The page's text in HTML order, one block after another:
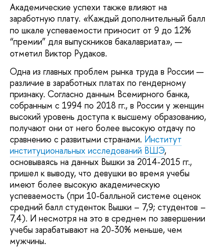
Академические успехи также влияют на
заработную плату. «Каждый дополнительный балл
по шкале успеваемости приносит от 9 до 12%
“премии” для выпускников бакалавриата», —
отметил Виктор Рудаков.
Одна из главных проблем рынка труда в России —
различие в заработных платах по гендерному
признаку. Согласно данным Всемирного банка,
собранным с 1994 по 2018 гг., в России у женщин
высокий уровень доступа к высшему образованию,
получают они от него более высокую отдачу по
сравнению с развитыми странами. Институт
институциональных исследований ВШЭ,
основываясь на данных Вышки за 2014-2015 гг.,
пришел к выводу, что девушки во время учебы
имеют более высокую академическую
успеваемость (при 10-балльной системе оценок
средний балл студенток Вышки – 7,9; студентов –
7,4). И несмотря на это в среднем по завершении
учебы зарабатывают на 20-30% меньше, чем
мужчины.